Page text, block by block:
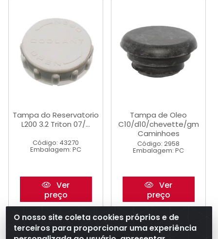
Tampa do Reservatorio
L200 3.2 Triton 07/...
Código: 43270
Embalagem: PC
Ver
preço
Tampa de Oleo
C10/d10/chevette/gm
Caminhoes
Código: 2958
Embalagem: PC
Ver
preço
O nosso site coleta cookies próprios e de
terceiros para proporcionar uma experiência